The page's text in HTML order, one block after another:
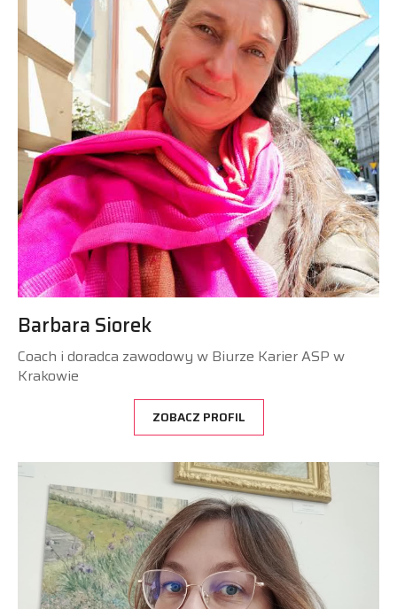
Barbara Siorek
Coach i doradca zawodowy w Biurze Karier ASP w
Krakowie
ZOBACZ PROFIL